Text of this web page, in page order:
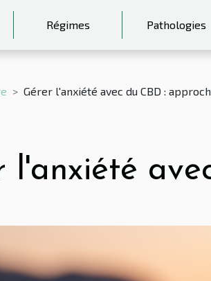
Régimes Pathologies
Gérer l'anxiété avec du CBD :
l'anxiété